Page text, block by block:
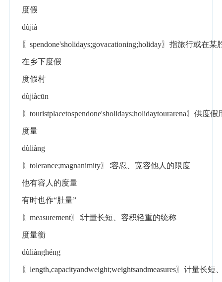
度假
dùjià
〖spendone'sholidays;govacationing;holiday〗指旅行或在
在乡下度假
度假村
dùjiàcūn
〖touristplacetospendone'sholidays;holidaytourarena〗供度
度量
dùliàng
〖tolerance;magnanimity〗∶容忍、宽容他人的限度
他有容人的度量
有时也作“肚量”
〖measurement〗∶计量长短、容积轻重的统称
度量衡
dùliànghéng
〖length,capacityandweight;weightsandmeasures〗计量长